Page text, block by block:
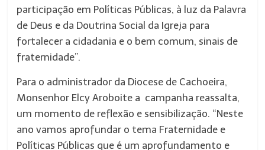
participação em Políticas Públicas, à luz da Palavra
de Deus e da Doutrina Social da Igreja para
fortalecer a cidadania e o bem comum, sinais de
fraternidade”.
Para o administrador da Diocese de Cachoeira,
Monsenhor Elcy Aroboite a campanha reassalta,
um momento de reflexão e sensibilização. “Neste
ano vamos aprofundar o tema Fraternidade e
Políticas Públicas que é um aprofundamento e